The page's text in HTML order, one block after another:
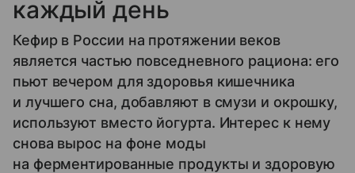
каждый день
Кефир в России на протяжении веков
является частью повседневного рациона: его
пьют вечером для здоровья кишечника
и лучшего сна, добавляют в смузи и окрошку,
используют вместо йогурта. Интерес к нему
снова вырос на фоне моды
на ферментированные продукты и здоровую